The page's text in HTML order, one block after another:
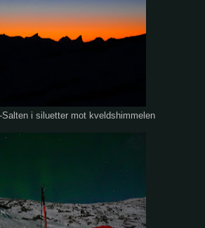
Salten i siluetter mot kveldshimmelen